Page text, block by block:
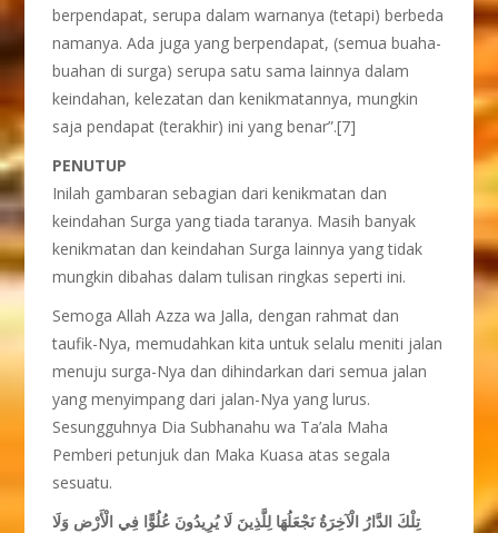
berpendapat, serupa dalam warnanya (tetapi) berbeda
namanya. Ada juga yang berpendapat, (semua buaha-
buahan di surga) serupa satu sama lainnya dalam
keindahan, kelezatan dan kenikmatannya, mungkin
saja pendapat (terakhir) ini yang benar”.[7]
PENUTUP
Inilah gambaran sebagian dari kenikmatan dan
keindahan Surga yang tiada taranya. Masih banyak
kenikmatan dan keindahan Surga lainnya yang tidak
mungkin dibahas dalam tulisan ringkas seperti ini.
Semoga Allah Azza wa Jalla, dengan rahmat dan
taufik-Nya, memudahkan kita untuk selalu meniti jalan
menuju surga-Nya dan dihindarkan dari semua jalan
yang menyimpang dari jalan-Nya yang lurus.
Sesungguhnya Dia Subhanahu wa Ta’ala Maha
Pemberi petunjuk dan Maka Kuasa atas segala
sesuatu.
تِلْكَ الدَّارُ الْآخِرَةُ نَجْعَلُهَا لِلَّذِينَ لَا يُرِيدُونَ عُلُوًّا فِي الْأَرْضِ وَلَا